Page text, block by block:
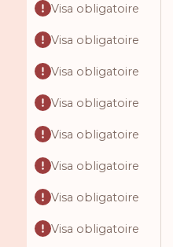
Visa obligatoire
Visa obligatoire
Visa obligatoire
Visa obligatoire
Visa obligatoire
Visa obligatoire
Visa obligatoire
Visa obligatoire